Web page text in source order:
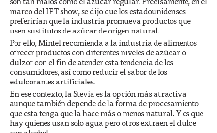
marco del IFT show, se dijo que los estadounidenses
preferirían que la industria promueva productos que
usen sustitutos de azúcar de origen natural.
Por ello, Mintel recomienda a la industria de alimentos
ofrecer productos con diferentes niveles de azúcar o
dulzor con el fin de atender esta tendencia de los
consumidores, así como reducir el sabor de los
edulcorantes artificiales.
En ese contexto, la Stevia es la opción más atractiva
aunque también depende de la forma de procesamiento
que esta tenga que la hace más o menos natural. Y es que
hay quienes usan solo agua pero otros extraen el dulce